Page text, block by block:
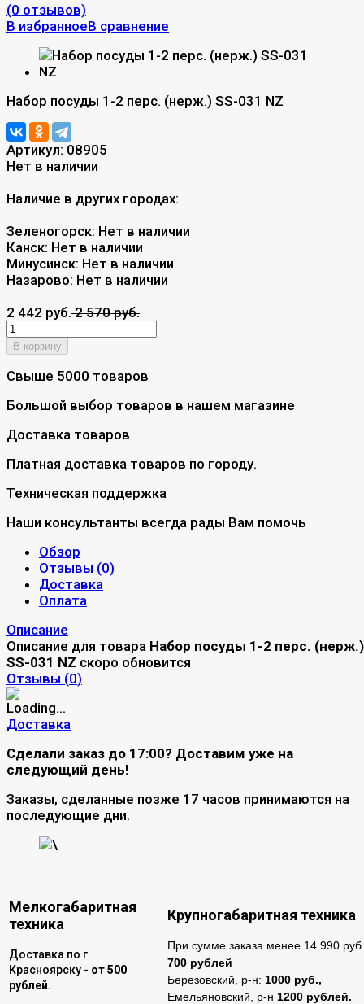
(0 отзывов)
В избранноеВ сравнение
Набор посуды 1-2 перс. (нерж.) SS-031 NZ
Артикул: 08905
Нет в наличии
Наличие в других городах:
Зеленогорск: Нет в наличии
Канск: Нет в наличии
Минусинск: Нет в наличии
Назарово: Нет в наличии
2 442 руб.2 570 руб.
В корзину
Свыше 5000 товаров
Большой выбор товаров в нашем магазине
Доставка товаров
Платная доставка товаров по городу.
Техническая поддержка
Наши консультанты всегда рады Вам помочь
Обзор
Отзывы (0)
Доставка
Оплата
Описание
Описание для товара Набор посуды 1-2 перс. (нерж.)
SS-031 NZ скоро обновится
Отзывы (0)
Доставка
Сделали заказ до 17:00? Доставим уже на
следующий день!
Заказы, сделанные позже 17 часов принимаются на
последующие дни.
\
Мелкогабаритная
техника
Крупногабаритная техника
Доставка по г.
Красноярску - от 500
рублей.
При сумме заказа менее 14 990 руб
700 рублей
Березовский, р-н: 1000 руб.,
Емельяновский, р-н 1200 рублей.